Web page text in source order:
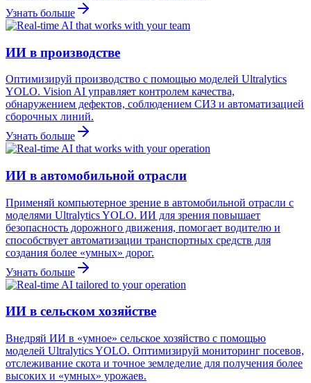
Узнать больше
ИИ в производстве
Оптимизируй производство с помощью моделей Ultralytics
YOLO. Vision AI управляет контролем качества,
обнаружением дефектов, соблюдением СИЗ и автоматизацией
сборочных линий.
Узнать больше
ИИ в автомобильной отрасли
Применяй компьютерное зрение в автомобильной отрасли с
моделями Ultralytics YOLO. ИИ для зрения повышает
безопасность дорожного движения, помогает водителю и
способствует автоматизации транспортных средств для
создания более «умных» дорог.
Узнать больше
ИИ в сельском хозяйстве
Внедряй ИИ в «умное» сельское хозяйство с помощью
моделей Ultralytics YOLO. Оптимизируй мониторинг посевов,
отслеживание скота и точное земледелие для получения более
высоких и «умных» урожаев.